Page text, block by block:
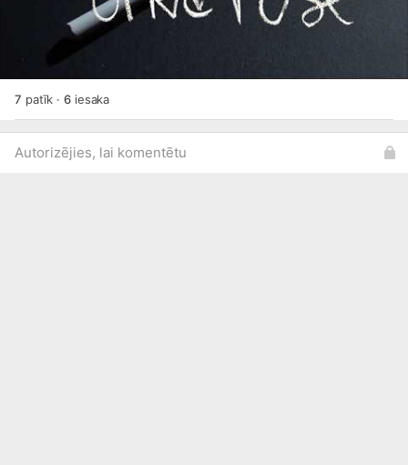
7 patīk ·6iesaka
Autorizējies, lai komentētu